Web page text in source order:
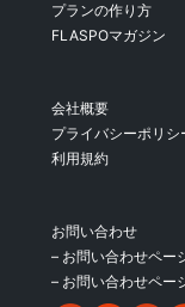
プランの作り方
FLASPOマガジン
会社概要
プライバシーポリシ
利用規約
お問い合わせ
– お問い合わせペー
– お問い合わせペー